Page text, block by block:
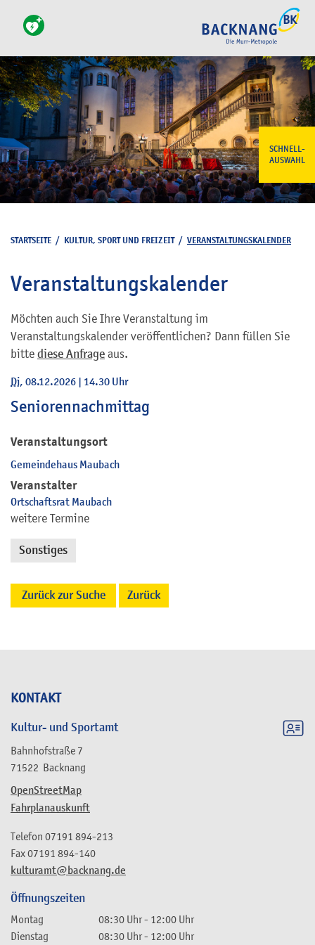
SCHNELL-
AUSWAHL
KONTAKT
Kultur- und Sportamt
Bahnhofstraße 7
71522 Backnang
OpenStreetMap
Fahrplanauskunft
kulturamt@backnang.de
Telefon 07191 894-213
Fax07191 894-140
Öffnungszeiten
Montag 08:30 Uhr- 12:00 Uhr
Dienstag
08:30 Uhr- 12:00 Uhr
STARTSEITE / KULTUR, SPORT UND FREIZEIT/ VERANSTALTUNGSKALENDER
Veranstaltungskalender
Möchten auch Sie Ihre Veranstaltung im
Veranstaltungskalender veröffentlichen? Dann füllen Sie
bitte diese Anfrage aus.
Di, 08.12.2026 | 14.30 Uhr
Seniorennachmittag
Veranstaltungsort
Gemeindehaus Maubach
Veranstalter
Ortschaftsrat Maubach
weitere Termine
Sonstiges
Zurück zur Suche Zurück